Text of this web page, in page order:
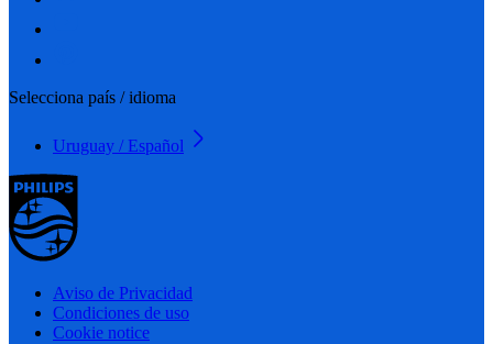
Selecciona país / idioma
Uruguay / Español
Aviso de Privacidad
Condiciones de uso
Cookie notice